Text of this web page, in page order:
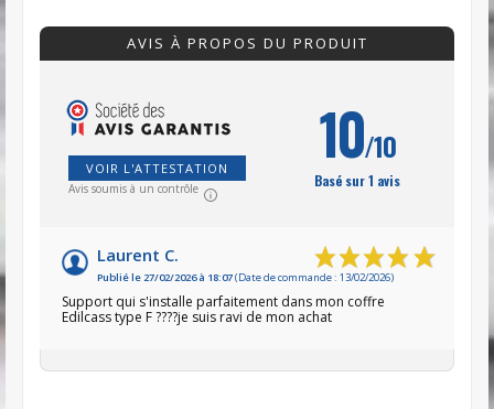
AVIS À PROPOS DU PRODUIT
VOIR L'ATTESTATION
Avis soumis à un contrôle
10/10
Basé sur 1 avis
Laurent C.
Publié le 27/02/2026 à 18:07(Date de commande : 13/02/2026)
Support qui s'installe parfaitement dans mon coffre
Edilcass type F ????je suis ravi de mon achat